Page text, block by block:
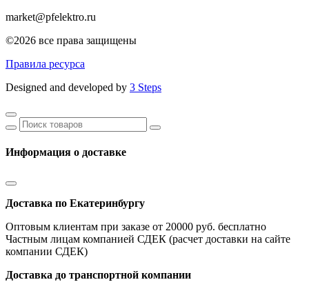
market@pfelektro.ru
©2026 все права защищены
Правила ресурса
Designed and developed by 3 Steps
Информация о доставке
Доставка по Екатеринбургу
Оптовым клиентам при заказе от 20000 руб. бесплатно
Частным лицам компанией СДЕК (расчет доставки на сайте
компании СДЕК)
Доставка до транспортной компании